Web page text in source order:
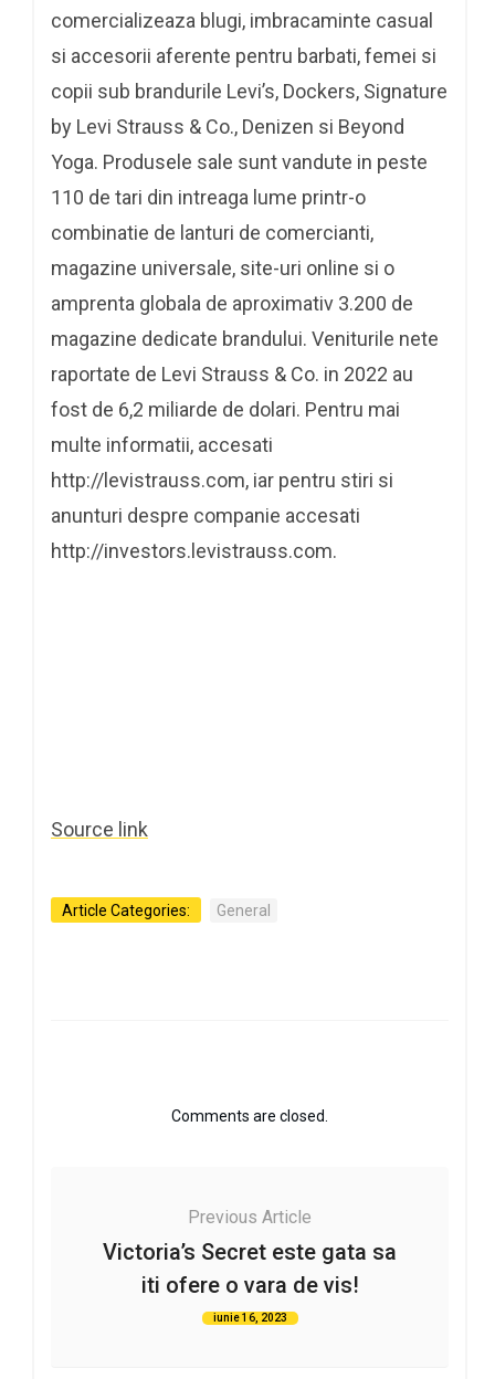
comercializeaza blugi, imbracaminte casual
si accesorii aferente pentru barbati, femei si
copii sub brandurile Levi’s, Dockers, Signature
by Levi Strauss & Co., Denizen si Beyond
Yoga. Produsele sale sunt vandute in peste
110 de tari din intreaga lume printr-o
combinatie de lanturi de comercianti,
magazine universale, site-uri online si o
amprenta globala de aproximativ 3.200 de
magazine dedicate brandului. Veniturile nete
raportate de Levi Strauss & Co. in 2022 au
fost de 6,2 miliarde de dolari. Pentru mai
multe informatii, accesati
http://levistrauss.com, iar pentru stiri si
anunturi despre companie accesati
http://investors.levistrauss.com.
Source link
Article Categories: General
Comments are closed.
Previous Article
Victoria’s Secret este gata sa
iti ofere o vara de vis!
iunie 16, 2023